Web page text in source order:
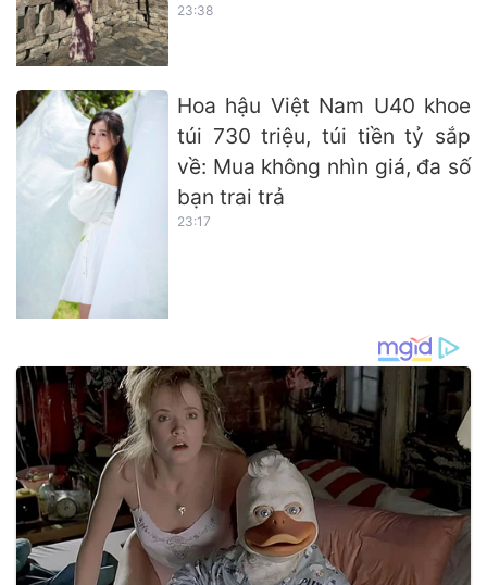
23:38
Hoa hậu Việt Nam U40 khoe
túi 730 triệu, túi tiền tỷ sắp
về: Mua không nhìn giá, đa số
bạn trai trả
23:17